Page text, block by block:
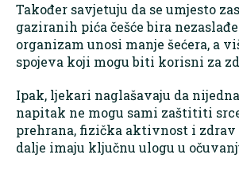
Također savjetuju da se umjesto
gaziranih pića češće bira
organizam unosi manje šećera, a
spojeva koji mogu biti korisni za
Ipak, ljekari naglašavaju da
napitak ne mogu sami zaštititi
prehrana, fizička aktivnost i
dalje imaju ključnu ulogu u